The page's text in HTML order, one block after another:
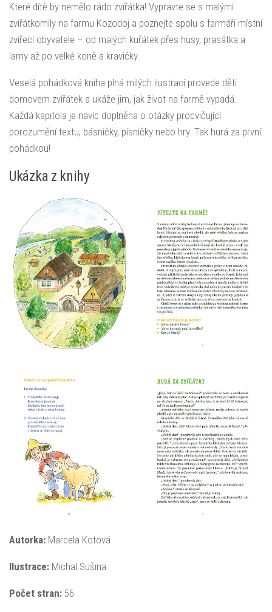
Které dítě by nemělo rádo zvířátka! Vypravte se s malými
zvířátkomily na farmu Kozodoj a poznejte spolu s farmáři místní
zvířecí obyvatele – od malých kuřátek přes husy, prasátka a
lamy až po velké koně a kravičky.
Veselá pohádková kniha plná milých ilustrací provede děti
domovem zvířátek a ukáže jim, jak život na farmě vypadá.
Každá kapitola je navíc doplněna o otázky procvičující
porozumění textu, básničky, písničky nebo hry. Tak hurá za první
pohádkou!
Ukázka z knihy
Autorka: Marcela Kotová
Ilustrace: Michal Sušina
Počet stran: 56